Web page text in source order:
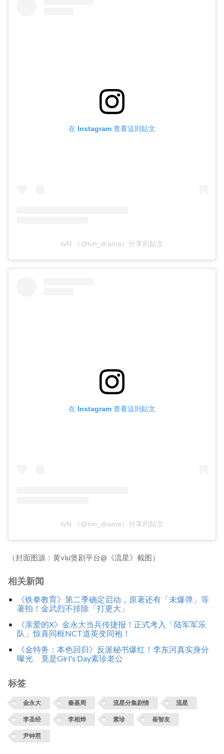
在 Instagram 查看這則貼文
tvN （@tvn_drama）分享的貼文
在 Instagram 查看這則貼文
tvN （@tvn_drama）分享的貼文
（封面图源：黄viu煲剧平台@《流星》截图）
相关新闻
《铁拳教育》第二季确定启动，原著还有「未爆弹」等
著拍！金武烈不排除「打更大」
《亲爱的X》金永大当兵传捷报！正式考入「陆军军乐
队」惊喜同框NCT道英变同袍！
《金特务：本色回归》反派秘书爆红！李东河真实身分
曝光 竟是Girl's Day素珍老公
标签
金永大 秦基周 流星分集剧情 流星
李圣经 李相烨 素珍 崔智友
尹钟焄